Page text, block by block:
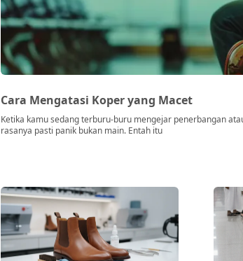
Cara Mengatasi Koper yang Macet
Ketika kamu sedang terburu-buru mengejar penerbangan
rasanya pasti panik bukan main. Entah itu